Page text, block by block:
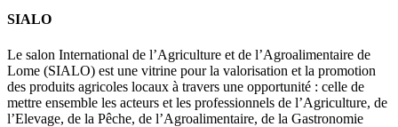
SIALO
Le salon International de l’Agriculture et de l’Agroalimentaire de
Lome (SIALO) est une vitrine pour la valorisation et la promotion
des produits agricoles locaux à travers une opportunité : celle de
mettre ensemble les acteurs et les professionnels de l’Agriculture, de
l’Elevage, de la Pêche, de l’Agroalimentaire, de la Gastronomie